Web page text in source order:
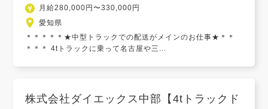
月給280,000円〜330,000円
愛知県
＊＊＊＊＊★中型トラックでの配送がメインのお仕事★＊＊
＊＊＊ 4tトラックに乗って名古屋や三...
株式会社ダイエックス中部【4tトラックド